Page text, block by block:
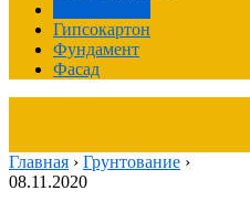
Гипсокартон
Фундамент
Фасад
Главная › Грунтование ›
08.11.2020